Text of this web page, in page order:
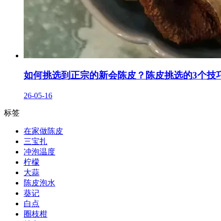
如何挑选到正宗的新会陈皮？陈皮挑选的3个技
26-05-16
标签
在家做陈皮
三宝扎
冲泡温度
柠檬
大蒜
陈皮泡水
葵记
白点
圈枝柑